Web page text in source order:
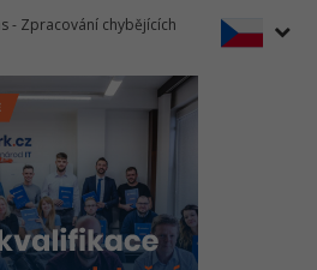
v praxi
v praxi
- OOP
aplikací
- Zpracování chybějících